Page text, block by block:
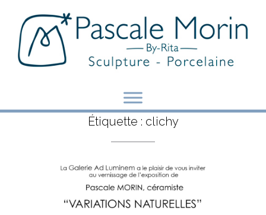
content
Étiquette : clichy